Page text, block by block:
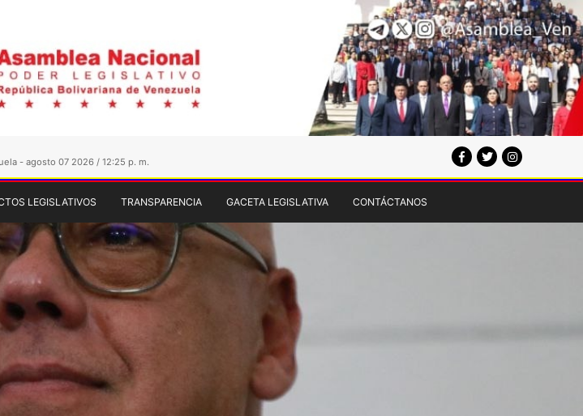
- agosto 07 2026 / 12:25 p. m.
LEGISLATIVOS TRANSPARENCIA GACETA LEGISLATIVA CONTÁCTANOS